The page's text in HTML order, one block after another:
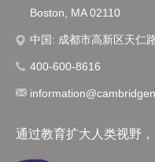
Boston, MA 02110
中国: 成都市高新区天仁
400-600-8616
通过教育扩大人类视野